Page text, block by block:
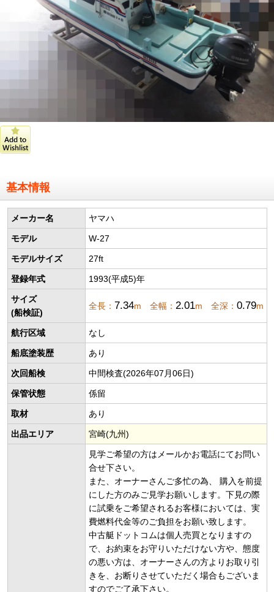
基本情報
メーカー名 ヤマハ
モデル W-27
モデルサイズ 27ft
登録年式 1993(平成5)年
サイズ
(船検証)
全長： 7.34m 全幅： 2.01m 全深： 0.79m
航行区域 なし
船底塗装歴 あり
次回船検 中間検査(2026年07月06日)
保管状態 係留
取材 あり
出品エリア 宮崎(九州)
見学ご希望の方はメールかお電話にてお問い
合せ下さい。
また、オーナーさんご多忙の為、 購入を前提
にした方のみご見学お願いします。下見の際
に試乗をご希望されるお客様においては、実
費燃料代金等のご負担をお願い致します。
中古艇ドットコムは個人売買となりますの
で、お約束をお守りいただけない方や、態度
の悪い方は、オーナーさんの方よりお取り引
きを、お断りさせていただく場合もございま
すのでご了承下さい。